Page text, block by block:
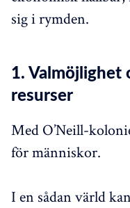
sig i rymden.
1. Valmöjlighet
resurser
Med O’Neill-
för människor.
I en sådan värld